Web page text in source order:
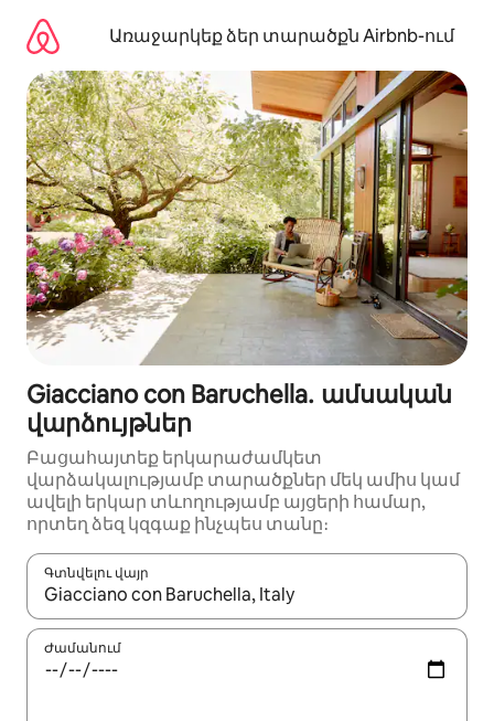
բովանդակությանըԱռաջարկեք ձեր տարածքն Airbnb-ում
Giacciano con Baruchella․ ամսական
վարձույթներ
Բացահայտեք երկարաժամկետ
վարձակալությամբ տարածքներ մեկ ամիս կամ
ավելի երկար տևողությամբ այցերի համար,
որտեղ ձեզ կզգաք ինչպես տանը։
Գտնվելու վայր
Երբ արդյունքները հասանելի լինեն, սլաքների
Ժամանում